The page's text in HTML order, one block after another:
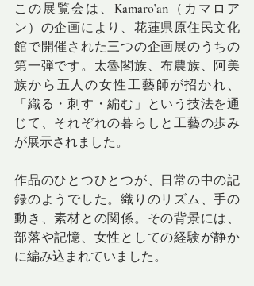
この展覧会は、Kamaro’an（カマロア
ン）の企画により、花蓮県原住民文化
館で開催された三つの企画展のうちの
第一弾です。太魯閣族、布農族、阿美
族から五人の女性工藝師が招かれ、
「織る・刺す・編む」という技法を通
じて、それぞれの暮らしと工藝の歩み
が展示されました。
作品のひとつひとつが、日常の中の記
録のようでした。織りのリズム、手の
動き、素材との関係。その背景には、
部落や記憶、女性としての経験が静か
に編み込まれていました。